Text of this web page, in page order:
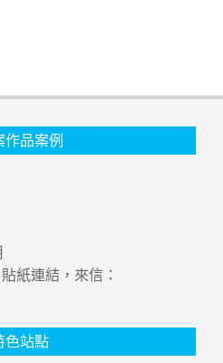
作品案例
紙連結，來信：
色站點